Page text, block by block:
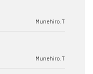
Munehiro.T
Munehiro.T